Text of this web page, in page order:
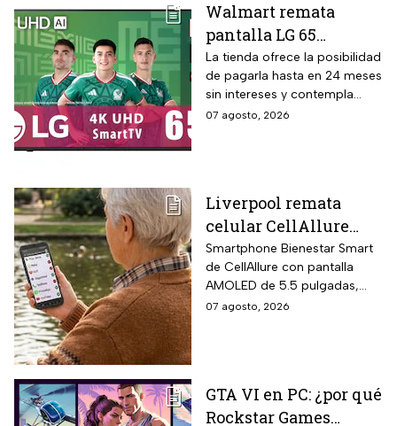
plataforma Google TV.
Walmart remata
pantalla LG 65
pulgadas UHD 4K con
funciones de
inteligencia artificial
ThinQ
La tienda ofrece la posibilidad
de pagarla hasta en 24 meses
sin intereses y contempla
devoluciones hasta 30 días
07 agosto, 2026
Liverpool remata
celular CellAllure
Smart AMOLED 5.5
pulgadas con botón
SOS, ideal para adultos
mayores: rebaja de 55%
Smartphone Bienestar Smart
de CellAllure con pantalla
AMOLED de 5.5 pulgadas,
sistema operativo Android 13
ubicado en la parte trasera
del equipo que activa llamada
07 agosto, 2026
GTA VI en PC: ¿por qué
Rockstar Games